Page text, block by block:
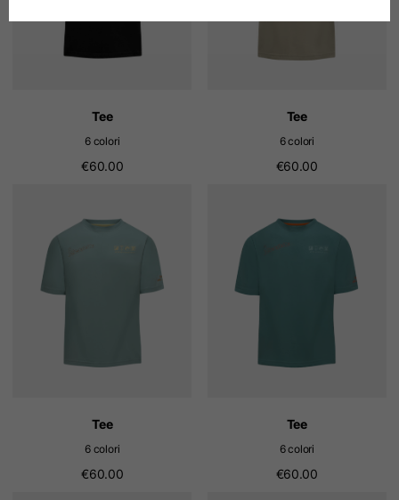
Tee
6 colori
€60.00
Tee
6 colori
€60.00
Tee
6 colori
€60.00
Tee
6 colori
€60.00
Spagnolo